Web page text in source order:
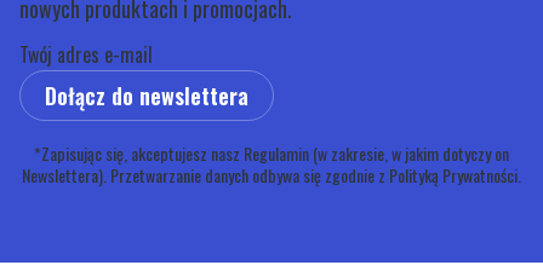
nowych produktach i promocjach.
Twój adres e-mail
Dołącz do newslettera
*Zapisując się, akceptujesz nasz Regulamin (w zakresie, w jakim dotyczy on
Newslettera). Przetwarzanie danych odbywa się zgodnie z Polityką Prywatności.